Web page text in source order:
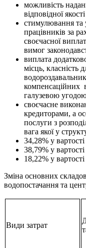
можливість
відповідної
стимулювання та
працівників за
своєчасної
вимог
виплата
місць, класність
компенсаційних
галузевою
своєчасне
кредиторами, а
послуги з
вага якої у
34,28% у
38,79% у
18,22% у
Зміна основних
водопостачання та
Види затрат